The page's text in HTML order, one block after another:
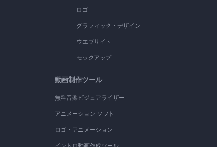
ロゴ
グラフィック・デザイン
ウエブサイト
モックアップ
動画制作ツール
無料音楽ビジュアライザー
アニメーション ソフト
ロゴ・アニメーション
イントロ動画作成ツール